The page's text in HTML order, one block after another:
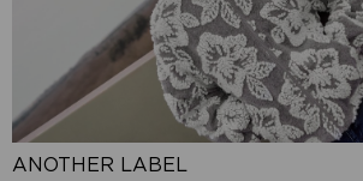
ANOTHER LABEL